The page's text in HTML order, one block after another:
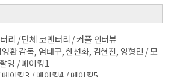
리 / 단체 코멘터리 / 커플 인터뷰
환 감독, 엄태구, 한선화, 김현진, 양형민 / 모
영 / 메이킹1